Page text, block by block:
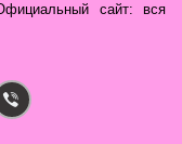
сайт: вся